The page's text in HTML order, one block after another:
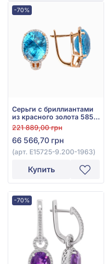
-70%
Серьги с бриллиантами
из красного золота 585°
с бриллиантом 0,37ct и
топазом Sky Blue 14,31ct,
арт. E15725-9.200-1963
221 889,00 грн
66 566,70 грн
(арт. E15725-9.200-1963)
Купить
-70%